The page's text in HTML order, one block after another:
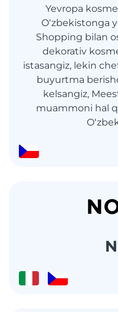
Yevropa
Oʻzbekistonga
Shopping bilan
dekorativ
istasangiz, lekin
buyurtma
kelsangiz,
muammoni hal